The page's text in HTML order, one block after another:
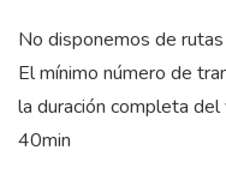
No disponemos de
El mínimo número de
la duración completa
40min